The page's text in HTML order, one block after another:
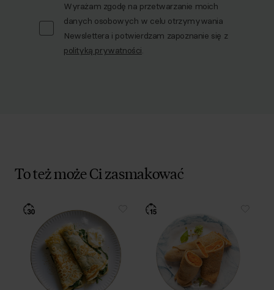
Wyrażam zgodę na przetwarzanie moich
danych osobowych w celu otrzymywania
Newslettera i potwierdzam zapoznanie się z
polityką prywatności.
To też może Ci zasmakować